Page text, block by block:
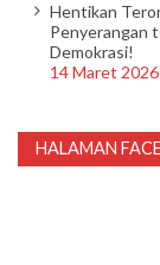
Hentikan
Penyerangan
Demokrasi!
14 Maret 2026
HALAMAN